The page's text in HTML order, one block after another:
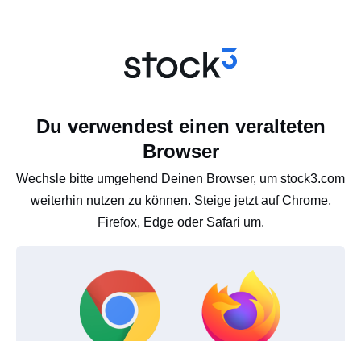
Du verwendest einen veralteten
Browser
Wechsle bitte umgehend Deinen Browser, um stock3.com
weiterhin nutzen zu können. Steige jetzt auf Chrome,
Firefox, Edge oder Safari um.